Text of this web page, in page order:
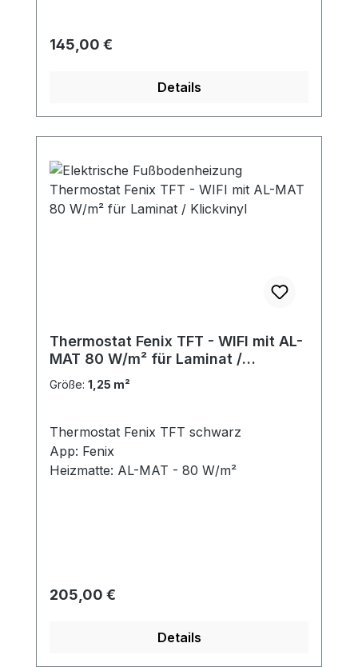
Regulärer Preis:
145,00 €
Details
Thermostat Fenix TFT - WIFI mit AL-
MAT 80 W/m² für Laminat /
Klickvinyl
Größe: 1,25 m²
Thermostat Fenix TFT schwarz
App: Fenix
Heizmatte: AL-MAT - 80 W/m²
Regulärer Preis:
205,00 €
Details